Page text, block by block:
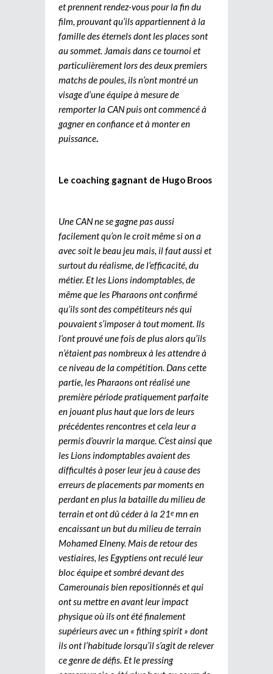
et prennent rendez-vous pour la fin du
film, prouvant qu’ils appartiennent à la
famille des éternels dont les places sont
au sommet. Jamais dans ce tournoi et
particulièrement lors des deux premiers
matchs de poules, ils n’ont montré un
visage d’une équipe à mesure de
remporter la CAN puis ont commencé à
gagner en confiance et à monter en
puissance.
Le coaching gagnant de Hugo Broos
Une CAN ne se gagne pas aussi
facilement qu’on le croit même si on a
avec soit le beau jeu mais, il faut aussi et
surtout du réalisme, de l’efficacité, du
métier. Et les Lions indomptables, de
même que les Pharaons ont confirmé
qu’ils sont des compétiteurs nés qui
pouvaient s’imposer à tout moment. Ils
l’ont prouvé une fois de plus alors qu’ils
n’étaient pas nombreux à les attendre à
ce niveau de la compétition. Dans cette
partie, les Pharaons ont réalisé une
première période pratiquement parfaite
en jouant plus haut que lors de leurs
précédentes rencontres et cela leur a
permis d’ouvrir la marque. C’est ainsi que
les Lions indomptables avaient des
difficultés à poser leur jeu à cause des
erreurs de placements par moments en
perdant en plus la bataille du milieu de
terrain et ont dû céder à la 21e mn en
encaissant un but du milieu de terrain
Mohamed Elneny. Mais de retour des
vestiaires, les Egyptiens ont reculé leur
bloc équipe et sombré devant des
Camerounais bien repositionnés et qui
ont su mettre en avant leur impact
physique où ils ont été finalement
supérieurs avec un « fithing spirit » dont
ils ont l’habitude lorsqu’il s’agit de relever
ce genre de défis. Et le pressing